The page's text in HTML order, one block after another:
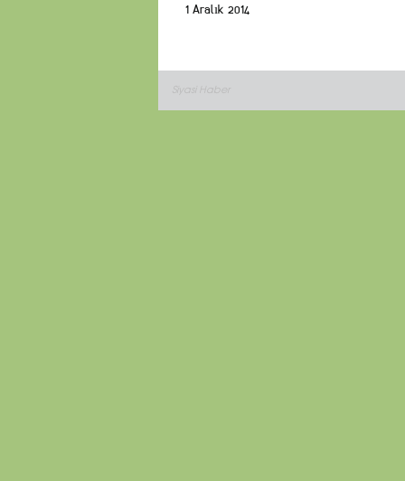
1 Aralık 2014
Siyasi Haber